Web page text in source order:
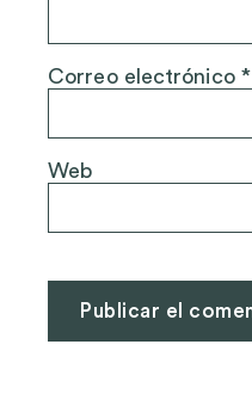
Correo electrónico *
Web